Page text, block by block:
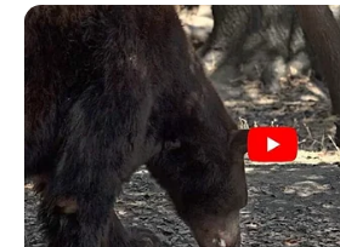
Analyse du Spécial Tocard
Pronostic et avis d’experts
outsider à ne pas négliger
Dans ce Quinté+ très ouvert,LACCIO
intérêt mesuré mais réel. En effet,
bruts décevants sur ce tracé, le
être jugé hâtivement. Ainsi, les